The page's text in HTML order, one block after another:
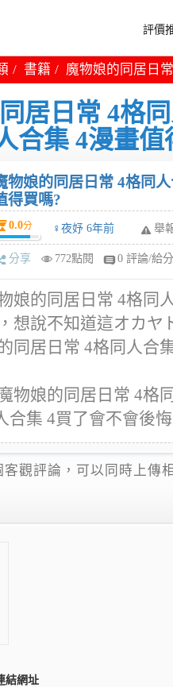
評價
書籍 魔物娘的同居日
居日常 4格
合集 4漫畫值
物娘的同居日常 4格同
得買嗎?
0.0分 ♀夜妤 6年前 舉
分享 772點閱 0 評論/給分
娘的同居日常 4格同
想說不知道這オカヤ
同居日常 4格同人合
物娘的同居日常 4格
合集 4買了會不會後
結網址